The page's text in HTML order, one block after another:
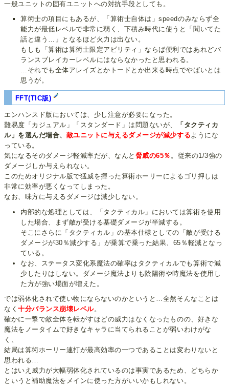
一般ユニットの固有ユニットへの対抗手段としても。
算術士の項目にもあるが、「算術士自体は」speedのみならず全
能力が最低レベルで非常に弱く、下積み時代に使うと「聞いてた
話と違う…」となるほど火力は出ない。
もしも「算術は算術士限定アビリティ」ならば便利ではあれどバ
ランスブレイカーレベルにはならなかったと思われる。
…それでも全体アレイズとかトードとか出来る時点でやばいとは
思うが。
FFT(TIC版)
エンハンスド版においては、少し注意が必要になった。
難易度「カジュアル」「スタンダード」は問題ないが、
「タクティカ
ル」を選んだ場合、 敵ユニットに与えるダメージが減少するようにな
っている。
気になるそのダメージ軽減率だが、なんと 脅威の65％ 。従来の1/3強の
ダメージしか与えられない。
このためオリジナル版で猛威を揮った算術ホーリーによるゴリ押しは
非常に効率が悪くなってしまった。
なお、味方に与えるダメージは減少しない。
内部的な処理としては、「タクティカル」においては算術を使用
した場合、まず敵が受ける基礎ダメージが半減する。
そこにさらに「タクティカル」の基本仕様としての「敵が受ける
ダメージが30％減少する」が乗算で乗った結果、65％軽減となっ
ている。
なお、ステータス変化系魔法の確率はタクティカルでも算術で減
少したりはしない。ダメージ魔法よりも陰陽術や時魔法を使用し
た方が強い場面が増えた。
では弱体化されて使い物にならないのかというと…全然そんなことは
なく十分バランス崩壊レベル。
確かに一撃で敵全体を転がすほどの威力はなくなったものの、好きな
魔法をノータイムで好きなキャラに当てられることが弱いわけがな
く、
結局は算術ホーリー連打が最高効率の一つであることは変わりないと
思われる…
とはいえ威力が大幅弱体化されているのは事実であるため、どちらか
というと補助魔法をメインに使った方がいいかもしれない。